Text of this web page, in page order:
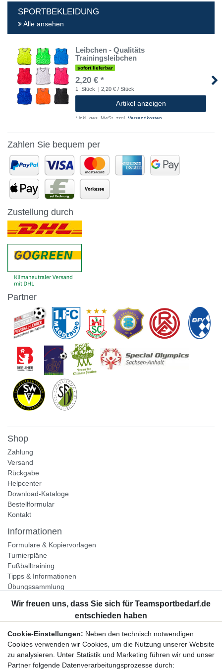
SPORTBEKLEIDUNG
Alle ansehen
Leibchen - Qualitäts
Trainingsleibchen
sofort lieferbar
2,20 € *
1 Stück | 2,20 € / Stück
Artikel anzeigen
* inkl. ges. MwSt. zzgl. Versandkosten
Zahlen Sie bequem per
Zustellung durch
Partner
Shop
Zahlung
Versand
Rückgabe
Helpcenter
Download-Kataloge
Bestellformular
Kontakt
Informationen
Formulare & Kopiervorlagen
Turnierpläne
Fußballtraining
Tipps & Informationen
Übungssammlung
Unternehmen
Widerrufsrecht
Bestellung widerrufen
Cookie-Einstellungen: Neben den technisch notwendigen
Cookies verwenden wir Cookies, um die Nutzung unserer Website
zu analysieren. Unter Statistik und Marketing führen wir und unser
Partner folgende Datenverarbeitungsprozesse durch: